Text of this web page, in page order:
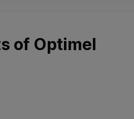
of Optimel